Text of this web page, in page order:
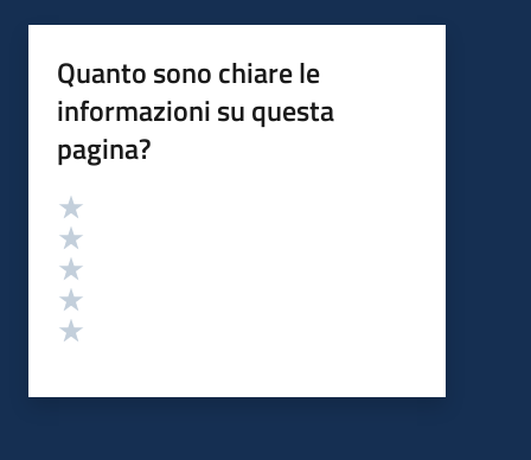
Quanto sono chiare le
informazioni su questa
pagina?
Valutazione